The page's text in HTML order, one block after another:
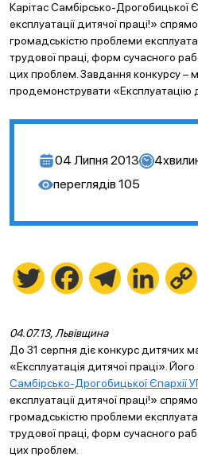
Карітас Самбірсько-Дрогобицької
експлуатації дитячої праці!»
громадськістю проблеми
трудової праці, форм сучасного
цих проблем. Завдання конкурсу –
продемонструвати «Експлуатацію
04 Липня 2013 4
переглядів 105
Twitter FacebookTelegramLinkedIn
04.07.13, Львівщина
До 31 серпня діє конкурс дитячих
«Експлуатація дитячої праці».
Самбірсько-Дрогобицької Єпархії
експлуатації дитячої праці!»
громадськістю проблеми
трудової праці, форм сучасного
цих проблем.